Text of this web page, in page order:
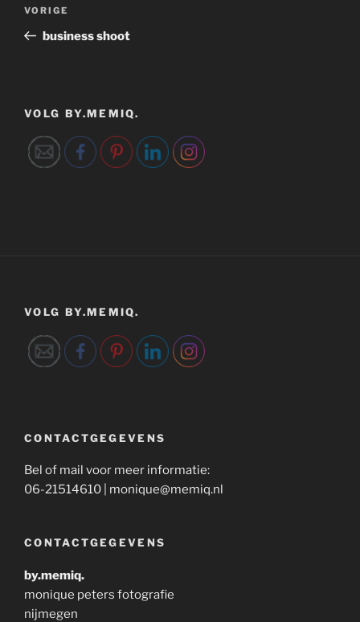
Vorig
bericht
VORIGE
business shoot
VOLG BY.MEMIQ.
VOLG BY.MEMIQ.
CONTACTGEGEVENS
Bel of mail voor meer informatie:
06-21514610 | monique@memiq.nl
CONTACTGEGEVENS
by.memiq.
monique peters fotografie
nijmegen